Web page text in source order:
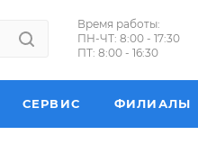
Время работы:
ПН-ЧТ: 8:00 - 17:30
ПТ: 8:00 - 16:30
СЕРВИС ФИЛИАЛЫ